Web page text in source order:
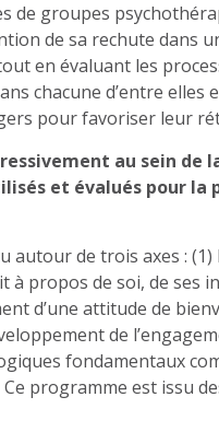
de groupes
de sa rechute dans
en évaluant les
chacune d’entre elles
pour favoriser leur
au sein de
et évalués pour la
autour de trois axes :
à propos de soi, de ses
d’une attitude de
de
fondamentaux
programme est issu